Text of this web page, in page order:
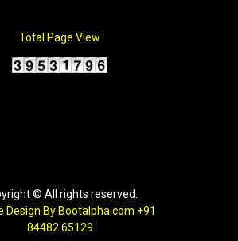
Total Page View
© All rights reserved.
Design By Bootalpha.com +91
84482 65129